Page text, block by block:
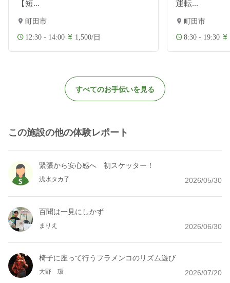
【短...
町田市
12:30 - 14:00 1,500/日
運転...
町田市
8:30 - 19:30
すべてのお手伝いを見る
この施設の他の体験レポート
緊張から安心感へ 初スケッター！
浅水タカ子 2026/05/30
百聞は一見にしかず
まりえ 2026/06/30
椅子に座って行うフラメンコのリズム遊び
大野 環 2026/07/20